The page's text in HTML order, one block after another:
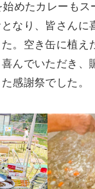
めたカレーもス
なり、皆さんに
。空き缶に植え
んでいただき、
感謝祭でした。